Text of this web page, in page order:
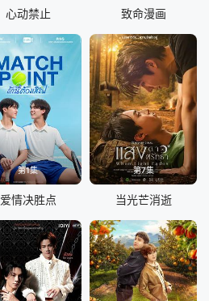
心动禁止 致命漫画
第1集
爱情决胜点
第7集
当光芒消逝